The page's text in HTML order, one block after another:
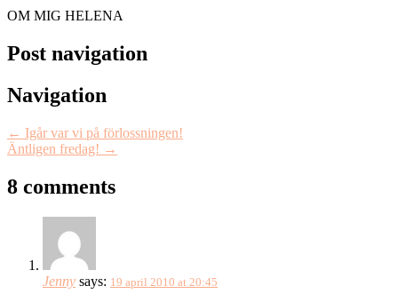
OM MIG HELENA
Post navigation
Navigation
← Igår var vi på förlossningen!
Äntligen fredag! →
8 comments
Jenny says: 19 april 2010 at 20:45